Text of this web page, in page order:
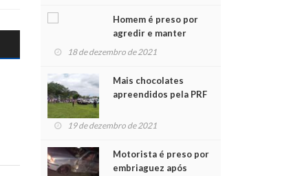
Homem é preso por
agredir e manter
mulher em cárcere
18 de dezembro de 2021
Mais chocolates
apreendidos pela PRF
crianças no Natal
19 de dezembro de 2021
Motorista é preso por
embriaguez após